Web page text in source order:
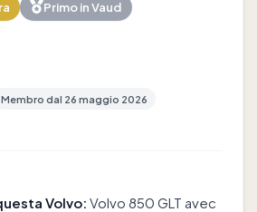
Primo inVaud
Membro dal 26 maggio 2026
Volvo: Volvo 850 GLT avec